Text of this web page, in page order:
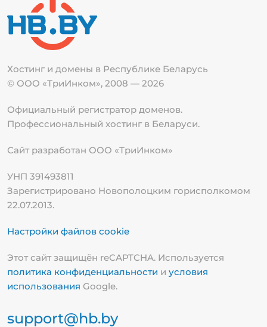
Хостинг и домены в Республике Беларусь
© ООО «ТриИнком», 2008 — 2026
Официальный регистратор доменов.
Профессиональный хостинг в Беларуси.
Сайт разработан ООО «ТриИнком»
УНП 391493811
Зарегистрировано Новополоцким горисполкомом
22.07.2013.
Настройки файлов cookie
Этот сайт защищён reCAPTCHA. Используется
политика конфиденциальности и условия
использования Google.
support@hb.by